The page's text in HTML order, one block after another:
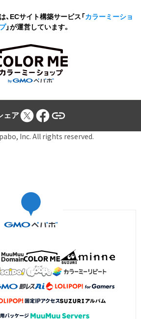
、ECサイト構築サービス「カラーミーショ
」が運営しています。
ェア
Inc. All rights reserved.